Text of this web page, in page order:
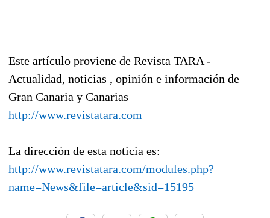
Este artículo proviene de Revista TARA -
Actualidad, noticias , opinión e información de
Gran Canaria y Canarias
http://www.revistatara.com
La dirección de esta noticia es:
http://www.revistatara.com/modules.php?
name=News&file=article&sid=15195